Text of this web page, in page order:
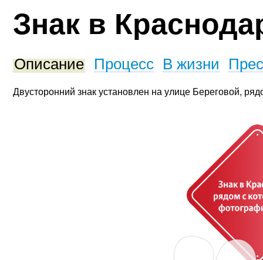
Знак в
Описание Процесс В жизни
Двусторонний знак установлен на улице Береговой,